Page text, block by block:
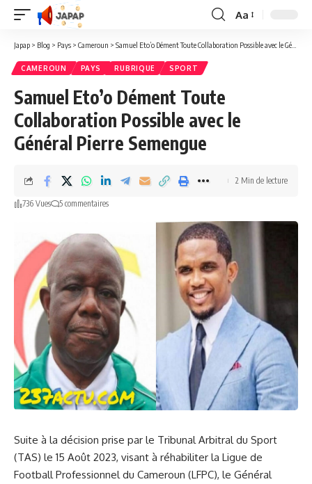
Redimensionner
la
Aa
Japap > Blog > Pays > Cameroun > Samuel Eto’o Dément Toute Collaboration Possible avec le Général Pierre Semengue
CAMEROUN PAYS RUBRIQUE SPORT
Samuel Eto’o Dément Toute
Collaboration Possible avec le
Général Pierre Semengue
736 Vues 5 commentaires
2 Min de lecture
Suite à la décision prise par le Tribunal Arbitral du Sport
(TAS) le 15 Août 2023, visant à réhabiliter la Ligue de
Football Professionnel du Cameroun (LFPC), le Général